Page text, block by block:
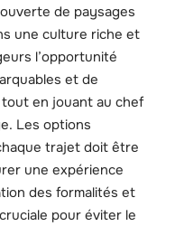
de paysages
une culture riche et
l’opportunité
et de
en jouant au chef
Les options
trajet doit être
une expérience
des formalités et
pour éviter le